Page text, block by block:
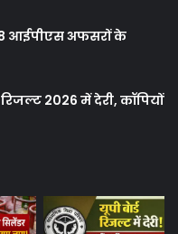
आईपीएस अफसरों के
2026 में देरी, कॉपियों